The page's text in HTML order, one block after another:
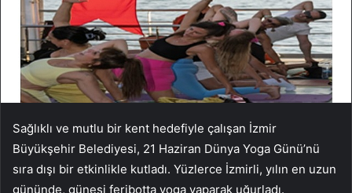
Sağlıklı ve mutlu bir kent hedefiyle çalışan İzmir
Büyükşehir Belediyesi, 21 Haziran Dünya Yoga Günü’nü
sıra dışı bir etkinlikle kutladı. Yüzlerce İzmirli, yılın en uzun
gününde, güneşi feribotta yoga yaparak uğurladı.